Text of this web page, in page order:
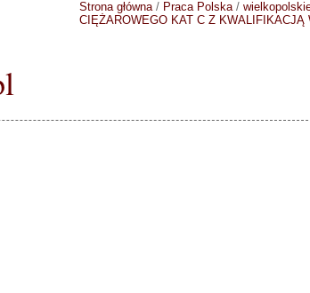
Strona główna/ Praca Polska/
CIĘŻAROWEGO KAT C Z